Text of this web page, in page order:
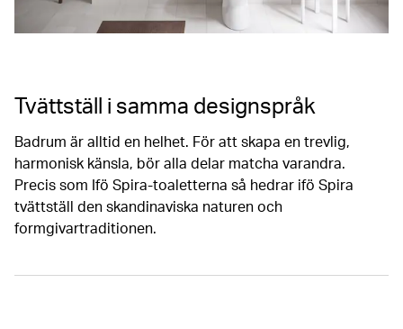
Tvättställ i samma designspråk
Badrum är alltid en helhet. För att skapa en trevlig,
harmonisk känsla, bör alla delar matcha varandra.
Precis som Ifö Spira-toaletterna så hedrar ifö Spira
tvättställ den skandinaviska naturen och
formgivartraditionen.